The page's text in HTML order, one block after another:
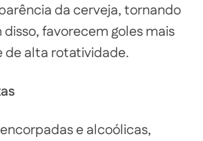
da cerveja, tornando
favorecem goles mais
de alta rotatividade.
e alcoólicas,